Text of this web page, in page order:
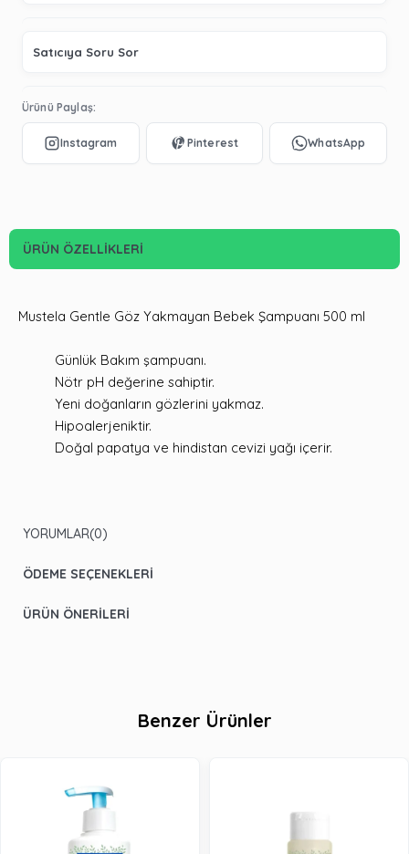
Satıcıya Soru Sor
Ürünü Paylaş:
ÜRÜN ÖZELLIKLERI
Mustela Gentle Göz Yakmayan Bebek Şampuanı 500 ml
Günlük Bakım şampuanı.
Nötr pH değerine sahiptir.
Yeni doğanların gözlerini yakmaz.
Hipoalerjeniktir.
Doğal papatya ve hindistan cevizi yağı içerir.
YORUMLAR(0)
ÖDEME SEÇENEKLERI
ÜRÜN ÖNERILERI
Benzer Ürünler